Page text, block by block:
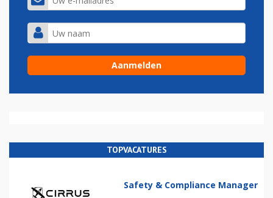
TOPVACATURES
Safety & Compliance Manager